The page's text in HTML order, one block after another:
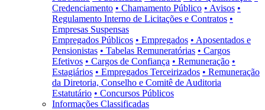
Credenciamento • Chamamento Público • Avisos •
Regulamento Interno de Licitações e Contratos •
Empresas Suspensas
Empregados Públicos • Empregados • Aposentados e
Pensionistas • Tabelas Remuneratórias • Cargos
Efetivos • Cargos de Confiança • Remuneração •
Estagiários • Empregados Terceirizados • Remuneração
da Diretoria, Conselho e Comitê de Auditoria
Estatutário • Concursos Públicos
Informações Classificadas